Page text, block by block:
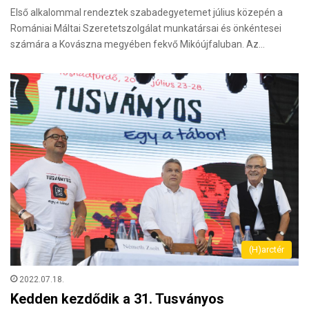
Első alkalommal rendeztek szabadegyetemet július közepén a
Romániai Máltai Szeretetszolgálat munkatársai és önkéntesei
számára a Kovászna megyében fekvő Mikóújfaluban. Az…
(H)arctér
2022.07.18.
Kedden kezdődik a 31. Tusványos